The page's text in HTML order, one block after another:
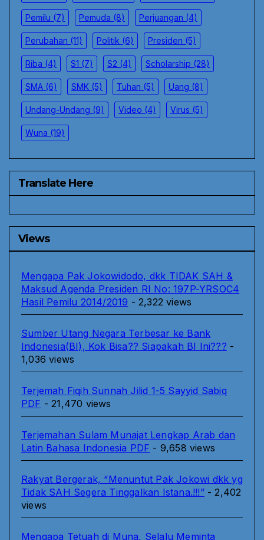
Pemilu (7) Pemuda (8) Perjuangan (4)
Perubahan (11) Politik (6) Presiden (5)
Riba (4) S1 (7) S2 (4) Scholarship (28)
SMA (6) SMK (5) Tuhan (5) Uang (8)
Undang-Undang (9) Video (4) Virus (5)
Wuna (19)
Translate Here
Views
Mengapa Pak Jokowidodo, dkk TIDAK SAH &
Maksud Agenda Presiden RI No: 197P-YRSOC4
Hasil Pemilu 2014/2019 - 2,322 views
Sumber Utang Negara Terbesar ke Bank
Indonesia(BI), Kok Bisa?? Siapakah BI Ini??? -
1,036 views
Terjemah Fiqih Sunnah Jilid 1-5 Sayyid Sabiq
PDF - 21,470 views
Terjemahan Sulam Munajat Lengkap Arab dan
Latin Bahasa Indonesia PDF - 9,658 views
Rakyat Bergerak, “Menuntut Pak Jokowi dkk yg
Tidak SAH Segera Tinggalkan Istana.!!!”- 2,402
views
Mengapa Tetuah di Muna, Selalu Meminta